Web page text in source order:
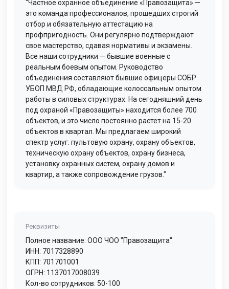
"Частное охранное объединение «Правозащита» —
это команда профессионалов, прошедших строгий
отбор и обязательную аттестацию на
профпригодность. Они регулярно подтверждают
свое мастерство, сдавая нормативы и экзамены.
Все наши сотрудники — бывшие военные с
реальным боевым опытом. Руководство
объединения составляют бывшие офицеры СОБР
УБОП МВД РФ, обладающие колоссальным опытом
работы в силовых структурах. На сегодняшний день
под охраной «Правозащиты» находится более 700
объектов, и это число постоянно растет на 15-20
объектов в квартал. Мы предлагаем широкий
спектр услуг: пультовую охрану, охрану объектов,
техническую охрану объектов, охрану бизнеса,
установку охранных систем, охрану домов и
квартир, а также сопровождение грузов."
Реквизиты
Полное название: ООО ЧОО "Правозащита"
ИНН: 7017328890
КПП: 701701001
ОГРН: 1137017008039
Кол-во сотрудников: 50-100